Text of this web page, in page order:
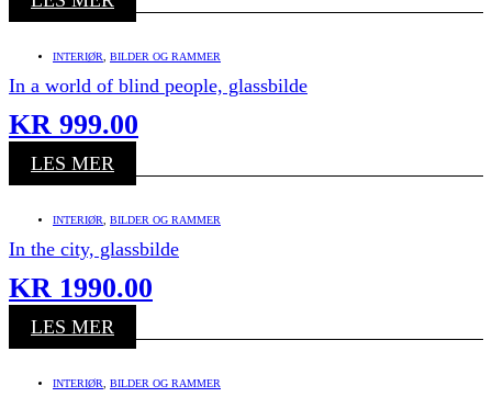
INTERIØR BILDER OG RAMMER
In a world of blind people, glassbilde
KR 999.00
LES MER
INTERIØR BILDER OG RAMMER
In the city, glassbilde
KR 1990.00
LES MER
INTERIØR BILDER OG RAMMER